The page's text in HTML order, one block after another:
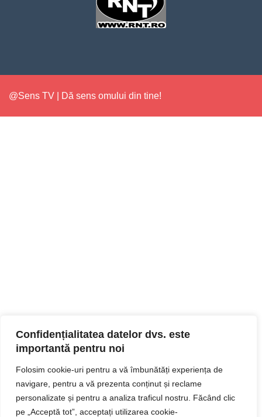
Confidențialitatea datelor dvs. este
importantă pentru noi
Folosim cookie-uri pentru a vă îmbunătăți experiența de
navigare, pentru a vă prezenta conținut și reclame
personalizate și pentru a analiza traficul nostru. Făcând clic
pe „Acceptă tot”, acceptați utilizarea cookie-
@Sens TV | Dă sens omului din tine!